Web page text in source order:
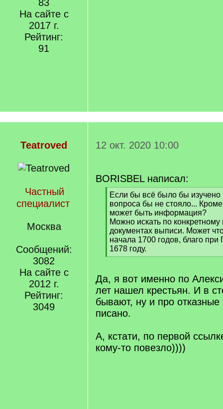
83
На сайте с
2017 г.
Рейтинг:
91
Teatroved
Частный
специалист
Москва
Сообщений:
3082
На сайте с
2012 г.
Рейтинг:
3049
12 окт. 2020 10:00
BORISBEL написал:
[
q
]
Если бы всё было бы изучено
вопроса бы не стояло...
может быть информация?
Можно искать по конкретному
документах выписи. Может
начала 1700 годов, благо при
1678 году.
[
]
Да, я вот именно по
лет нашел крестьян. И в
бывают, ну и про отказные
писано.
А, кстати, по первой
кому-то повезло))))